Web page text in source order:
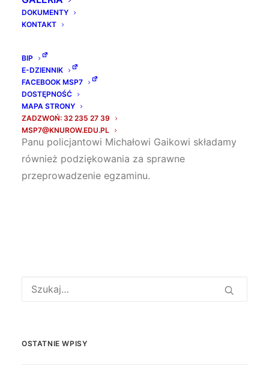
DOKUMENTY
KONTAKT
BIP
E-DZIENNIK
FACEBOOK MSP7
DOSTĘPNOŚĆ
MAPA STRONY
ZADZWOŃ: 32 235 27 39
MSP7@KNUROW.EDU.PL
Karta rowerowa – egzamin praktyczny.
ZDANY W 100%!
Wszystkim zdającym GRATULUJEMY!!!
Panu policjantowi Michałowi Gaikowi składamy
również podziękowania za sprawne
przeprowadzenie egzaminu.
OSTATNIE WPISY